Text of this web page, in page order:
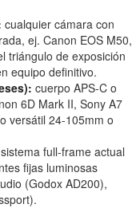
cualquier cámara con
ej. Canon EOS M50,
triángulo de exposición
equipo definitivo.
cuerpo APS-C o
6D Mark II, Sony A7
versátil 24-105mm o
sistema full-frame actual
fijas luminosas
(Godox AD200),